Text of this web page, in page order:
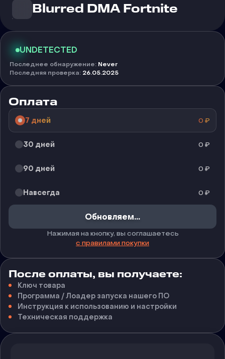
Blurred DMA Fortnite
UNDETECTED
Последнее обнаружение: Never
Последняя проверка: 26.05.2025
Оплата
7 дней 0 ₽
30 дней 0 ₽
90 дней 0 ₽
Навсегда 0 ₽
Обновляем...
Нажимая на кнопку, вы соглашаетесь
с правилами покупки
После оплаты, вы получаете:
Ключ товара
Программа / Лоадер запуска нашего ПО
Инструкция к использованию и настройки
Техническая поддержка